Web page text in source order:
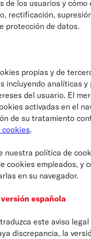
de los usuarios y cómo
rectificación,
protección de datos.
propias y de
incluyendo analíticas y
del usuario. El
activadas en el
de su tratamiento
.
nuestra política de
cookies empleados, y
en su navegador.
española
este aviso
discrepancia, la